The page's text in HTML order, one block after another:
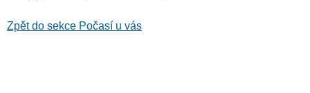
Zpět do sekce Počasí u vás